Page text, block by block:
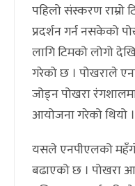
पहिलो संस्करण राम्रो
प्रदर्शन गर्न नसकेको
लागि टिमको लोगो
गरेको छ । पोखराले
जोड्न पोखरा
आयोजना गरेको थियो ।
यसले एनपीएलको
बढाएको छ । पोखरा